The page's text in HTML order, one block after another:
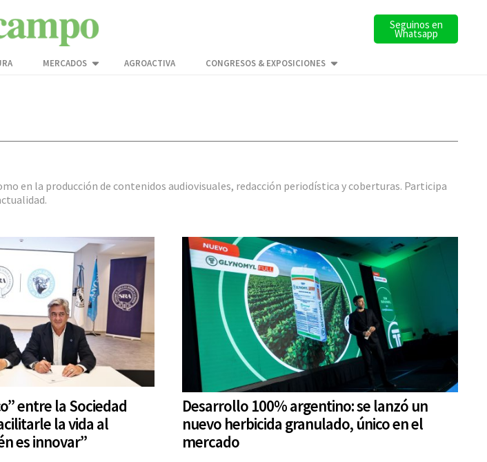
Seguinos en
Whatsapp
MERCADOS AGROACTIVA CONGRESOS & EXPOSICIONES
en la producción de contenidos audiovisuales, redacción periodística y coberturas. Participa
entre la Sociedad
la vida al
es innovar”
Desarrollo 100% argentino: se lanzó un
nuevo herbicida granulado, único en el
mercado